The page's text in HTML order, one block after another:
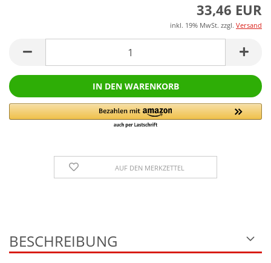
33,46 EUR
inkl. 19% MwSt. zzgl. Versand
AUF DEN MERKZETTEL
BESCHREIBUNG